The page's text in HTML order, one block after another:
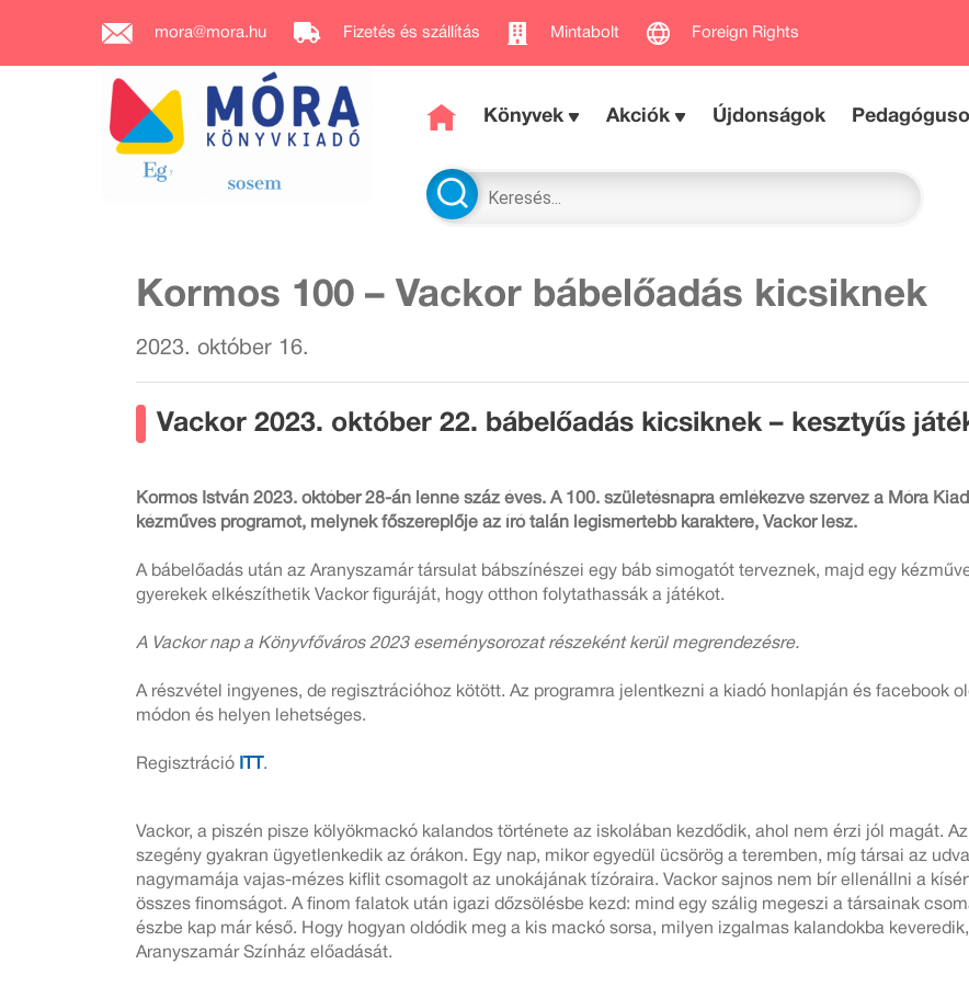
mora@mora.hu Fizetés és szállítás Mintabolt Foreign Rights
Könyvek Akciók Újdonságok
Kormos 100 – Vackor bábelőadás kicsiknek
2023. október 16.
Vackor 2023. október 22. bábelőadás kicsiknek – kesztyűs
Kormos István 2023. október 28-án lenne száz éves. A 100. születésnapra emlékezve szervez a Móra
kézműves programot, melynek főszereplője az író talán legismertebb karaktere, Vackor lesz.
A bábelőadás után az Aranyszamár társulat bábszínészei egy báb simogatót terveznek, majd egy
gyerekek elkészíthetik Vackor figuráját, hogy otthon folytathassák a játékot.
A Vackor nap a Könyvfőváros 2023 eseménysorozat részeként kerül megrendezésre.
A részvétel ingyenes, de regisztrációhoz kötött. Az programra jelentkezni a kiadó honlapján és facebook
módon és helyen lehetséges.
Regisztráció .
Vackor, a piszén pisze kölyökmackó kalandos története az iskolában kezdődik, ahol nem érzi jól magát.
szegény gyakran ügyetlenkedik az órákon. Egy nap, mikor egyedül ücsörög a teremben, míg társai az
nagymamája vajas-mézes kiflit csomagolt az unokájának tízóraira. Vackor sajnos nem bír ellenállni a
összes finomságot. A finom falatok után igazi dőzsölésbe kezd: mind egy szálig megeszi a társainak
észbe kap már késő. Hogy hogyan oldódik meg a kis mackó sorsa, milyen izgalmas kalandokba
Aranyszamár Színház előadását.